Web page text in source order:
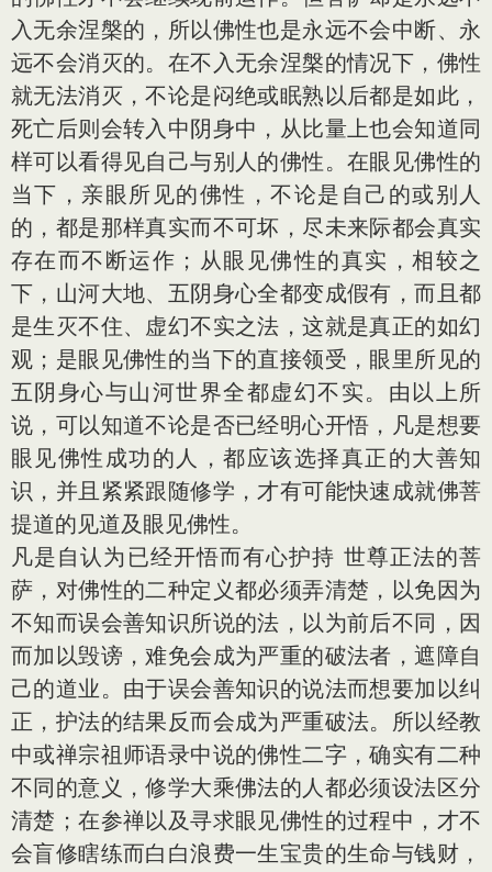
入无余涅槃的，所以佛性也是永远不会中断、永
远不会消灭的。在不入无余涅槃的情况下，佛性
就无法消灭，不论是闷绝或眠熟以后都是如此，
死亡后则会转入中阴身中，从比量上也会知道同
样可以看得见自己与别人的佛性。在眼见佛性的
当下，亲眼所见的佛性，不论是自己的或别人
的，都是那样真实而不可坏，尽未来际都会真实
存在而不断运作；从眼见佛性的真实，相较之
下，山河大地、五阴身心全都变成假有，而且都
是生灭不住、虚幻不实之法，这就是真正的如幻
观；是眼见佛性的当下的直接领受，眼里所见的
五阴身心与山河世界全都虚幻不实。由以上所
说，可以知道不论是否已经明心开悟，凡是想要
眼见佛性成功的人，都应该选择真正的大善知
识，并且紧紧跟随修学，才有可能快速成就佛菩
提道的见道及眼见佛性。
凡是自认为已经开悟而有心护持 世尊正法的菩
萨，对佛性的二种定义都必须弄清楚，以免因为
不知而误会善知识所说的法，以为前后不同，因
而加以毁谤，难免会成为严重的破法者，遮障自
己的道业。由于误会善知识的说法而想要加以纠
正，护法的结果反而会成为严重破法。所以经教
中或禅宗祖师语录中说的佛性二字，确实有二种
不同的意义，修学大乘佛法的人都必须设法区分
清楚；在参禅以及寻求眼见佛性的过程中，才不
会盲修瞎练而白白浪费一生宝贵的生命与钱财，